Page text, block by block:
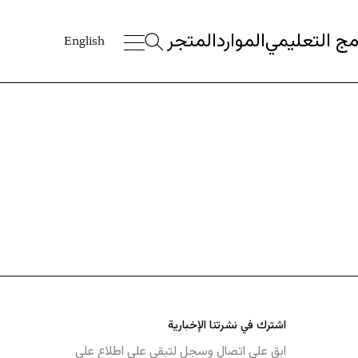
التعليميالمواردالمتجر English التعليميالمواردالمتجر English
اشترك في نشرتنا الإخبارية
ابق على اتصال وسجل لتبقى على اطلاع على